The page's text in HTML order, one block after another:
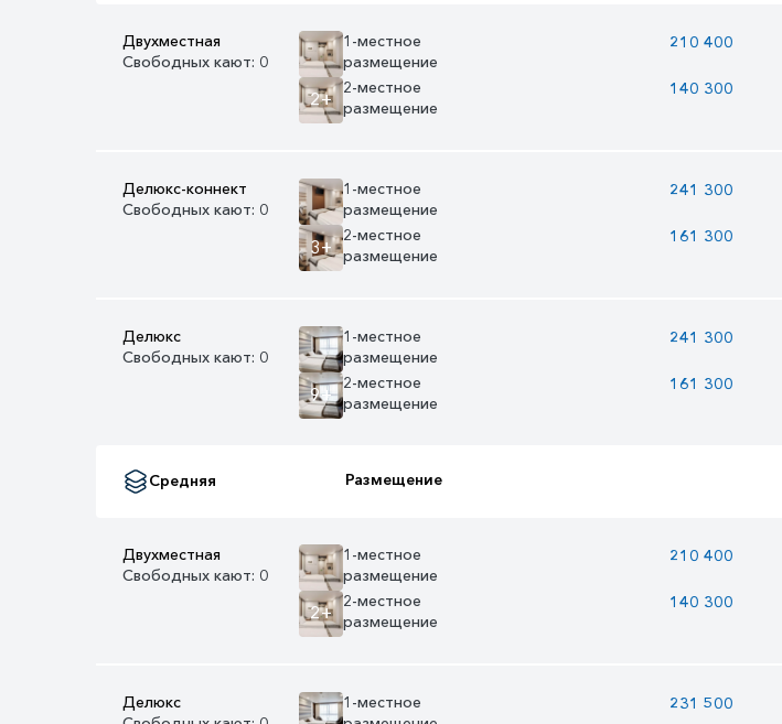
Двухместная
Свободных кают: 0
1-местное
размещение
210 400
2+
2-местное
размещение
140 300
Делюкс-коннект
Свободных кают: 0
1-местное
размещение
241 300
3+
2-местное
размещение
161 300
Делюкс
Свободных кают: 0
1-местное
размещение
241 300
9+
2-местное
размещение
161 300
Средняя Размещение
Двухместная
Свободных кают: 0
1-местное
размещение
210 400
2+
2-местное
размещение
140 300
Делюкс
1-местное
231 500